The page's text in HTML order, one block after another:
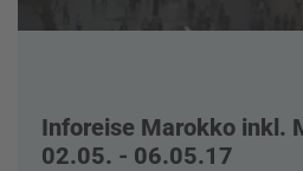
Inforeise Marokko inkl.
02.05. - 06.05.17